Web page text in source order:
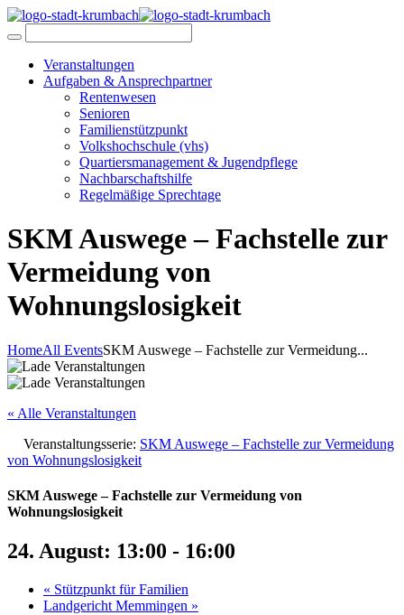
Veranstaltungen
Aufgaben & Ansprechpartner
Rentenwesen
Senioren
Familienstützpunkt
Volkshochschule (vhs)
Quartiersmanagement & Jugendpflege
Nachbarschaftshilfe
Regelmäßige Sprechtage
SKM Auswege – Fachstelle zur
Vermeidung von
Wohnungslosigkeit
HomeAll EventsSKM Auswege – Fachstelle zur Vermeidung...
« Alle Veranstaltungen
Veranstaltungsserie: SKM Auswege – Fachstelle zur Vermeidung
von Wohnungslosigkeit
SKM Auswege – Fachstelle zur Vermeidung von
Wohnungslosigkeit
24. August: 13:00 - 16:00
« Stützpunkt für Familien
Landgericht Memmingen »